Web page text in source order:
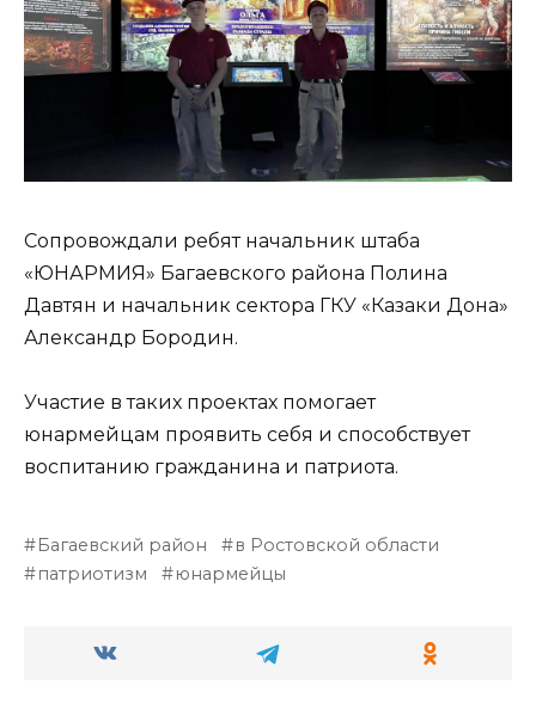
Сопровождали ребят начальник штаба
«ЮНАРМИЯ» Багаевского района Полина
Давтян и начальник сектора ГКУ «Казаки Дона»
Александр Бородин.
Участие в таких проектах помогает
юнармейцам проявить себя и способствует
воспитанию гражданина и патриота.
Багаевский район
в Ростовской области
патриотизм
юнармейцы